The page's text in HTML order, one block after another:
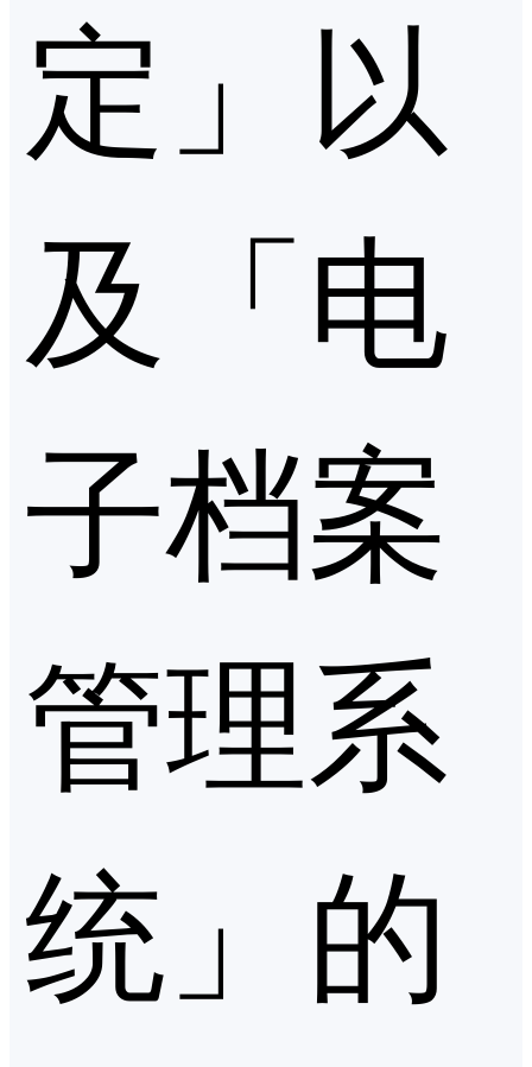
定」以
及「电
子档案
管理系
统」的